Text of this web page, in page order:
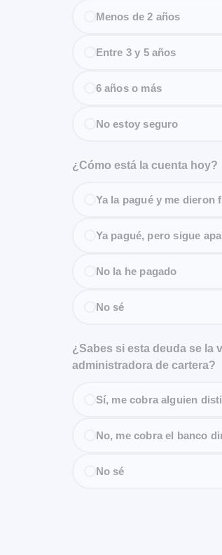
Menos de 2 años
Entre 3 y 5 años
6 años o más
No estoy seguro
¿Cómo está la cuenta hoy?
Ya la pagué y me dieron
Ya pagué, pero sigue
No la he pagado
No sé
¿Sabes si esta deuda se la
administradora de cartera?
Sí, me cobra alguien
No, me cobra el banco
No sé